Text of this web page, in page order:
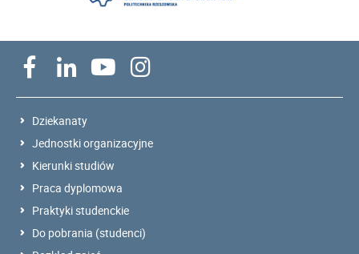
Dziekanaty
Jednostki organizacyjne
Kierunki studiów
Praca dyplomowa
Praktyki studenckie
Do pobrania (studenci)